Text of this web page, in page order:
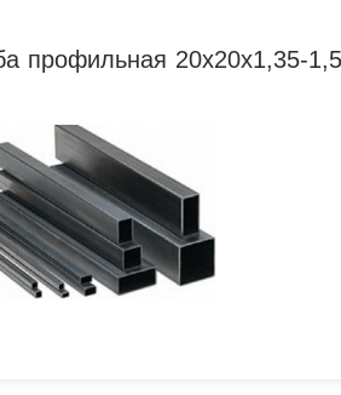
профильная 20х20х1,35-